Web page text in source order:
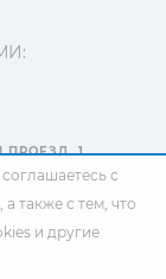
ПРОЕЗД, 1
с
, а также с тем, что
и другие